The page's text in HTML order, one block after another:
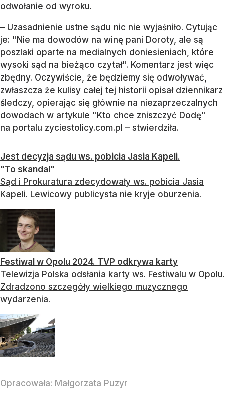
odwołanie od wyroku.
– Uzasadnienie ustne sądu nic nie wyjaśniło. Cytując
je: "Nie ma dowodów na winę pani Doroty, ale są
poszlaki oparte na medialnych doniesieniach, które
wysoki sąd na bieżąco czytał". Komentarz jest więc
zbędny. Oczywiście, że będziemy się odwoływać,
zwłaszcza że kulisy całej tej historii opisał dziennikarz
śledczy, opierając się głównie na niezaprzeczalnych
dowodach w artykule "Kto chce zniszczyć Dodę"
na portalu zyciestolicy.com.pl – stwierdziła.
Jest decyzja sądu ws. pobicia Jasia Kapeli.
"To skandal"
Sąd i Prokuratura zdecydowały ws. pobicia Jasia
Kapeli. Lewicowy publicysta nie kryje oburzenia.
Festiwal w Opolu 2024. TVP odkrywa karty
Telewizja Polska odsłania karty ws. Festiwalu w Opolu.
Zdradzono szczegóły wielkiego muzycznego
wydarzenia.
Opracowała: Małgorzata Puzyr